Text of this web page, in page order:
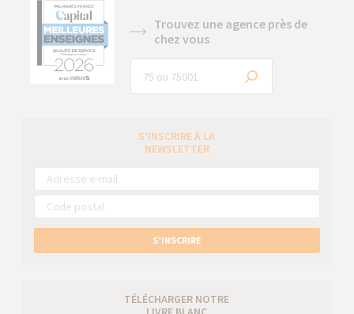
Trouvez une agence près de
chez vous
S’INSCRIRE À LA
NEWSLETTER
S’INSCRIRE
TÉLÉCHARGER NOTRE